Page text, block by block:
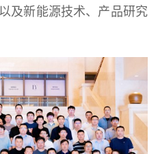
及新能源技术、产品研究